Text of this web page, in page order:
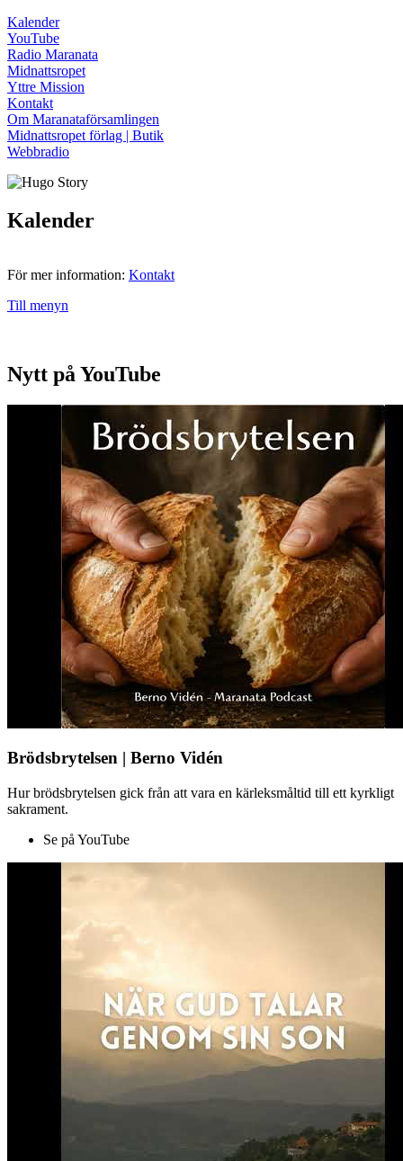
Kalender
YouTube
Radio Maranata
Midnattsropet
Yttre Mission
Kontakt
Om Maranataförsamlingen
Midnattsropet förlag | Butik
Webbradio
Kalender
För mer information: Kontakt
Till menyn
Nytt på YouTube
Brödsbrytelsen | Berno Vidén
Hur brödsbrytelsen gick från att vara en kärleksmåltid till ett kyrkligt
sakrament.
Se på YouTube